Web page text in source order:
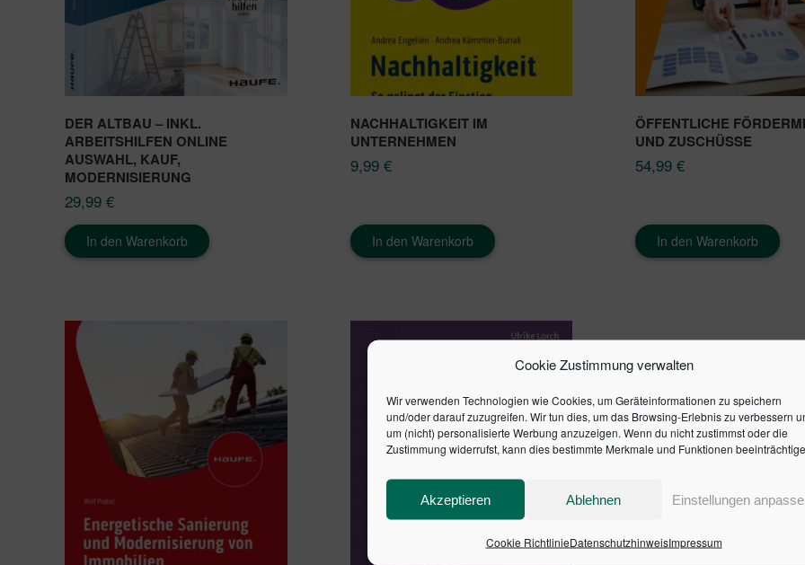
Cookie Zustimmung verwalten
Wir verwenden Technologien wie Cookies, um Geräteinformationen zu speichern
und/oder darauf zuzugreifen. Wir tun dies, um das Browsing-Erlebnis zu verbessern
um (nicht) personalisierte Werbung anzuzeigen. Wenn du nicht zustimmst oder die
Zustimmung widerrufst, kann dies bestimmte Merkmale und Funktionen
Akzeptieren Ablehnen Einstellungen
Cookie RichtlinieDatenschutzhinweisImpressum
DER ALTBAU – INKL.
ARBEITSHILFEN ONLINE
AUSWAHL, KAUF,
MODERNISIERUNG
29,99 €
In den Warenkorb
NACHHALTIGKEIT IM
UNTERNEHMEN
9,99 €
In den Warenkorb
ÖFFENTLICHE
UND ZUSCHÜSSE
54,99 €
In den Warenkorb